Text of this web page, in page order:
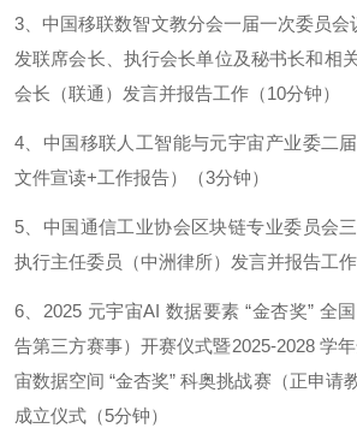
3、中国移联数智文教分会一届一次委员会
发联席会长、执行会长单位及秘书长和相
会长（联通）发言并报告工作（10分钟）
4、中国移联人工智能与元宇宙产业委二
文件宣读+工作报告）（3分钟）
5、中国通信工业协会区块链专业委员会
执行主任委员（中洲律所）发言并报告工作
6、2025 元宇宙AI 数据要素 “金杏奖” 全
告第三方赛事）开赛仪式暨2025-2028 学
宙数据空间 “金杏奖” 科奥挑战赛（正申请
成立仪式（5分钟）